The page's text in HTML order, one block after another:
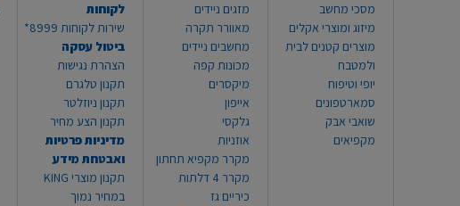
מסכי מחשב
מיזוג ומוצרי אקלים
מוצרים קטנים לבית
ולמטבח
יופי וטיפוח
סמארטפונים
שואבי אבק
מקפיאים
מזגים ניידים
מאוורר תקרה
מחשבים ניידים
מכונות קפה
מיקסרים
אייפון
גלקסי
אוזניות
מקרר מקפיא תחתון
מקרר 4 דלתות
כיריים גז
לקוחות
שירות לקוחות 8999*
ביטול עסקה
הצהרת נגישות
תקנון טלגרם
תקנון ניוזלטר
תקנון הצע מחיר
מדיניות פרטיות
ואבטחת מידע
תקנון מוצרי KING
במחיר נמוך